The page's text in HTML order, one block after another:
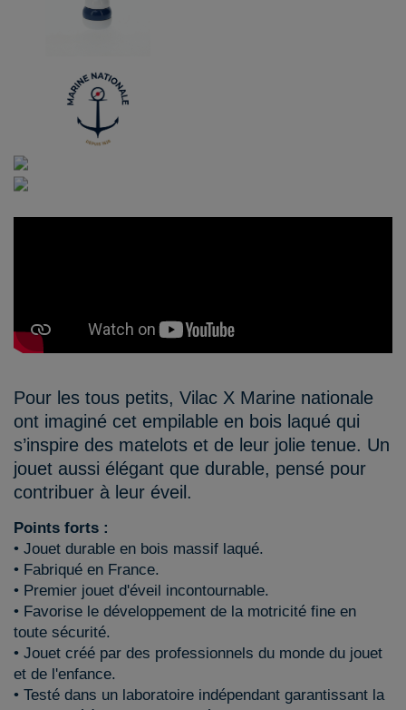
Pour les tous petits, Vilac X Marine nationale
ont imaginé cet empilable en bois laqué qui
s’inspire des matelots et de leur jolie tenue. Un
jouet aussi élégant que durable, pensé pour
contribuer à leur éveil.
Points forts :
• Jouet durable en bois massif laqué.
• Fabriqué en France.
• Premier jouet d'éveil incontournable.
• Favorise le développement de la motricité fine en
toute sécurité.
• Jouet créé par des professionnels du monde du jouet
et de l'enfance.
• Testé dans un laboratoire indépendant garantissant la